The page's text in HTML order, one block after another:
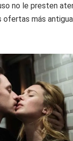
no le presten
ofertas más